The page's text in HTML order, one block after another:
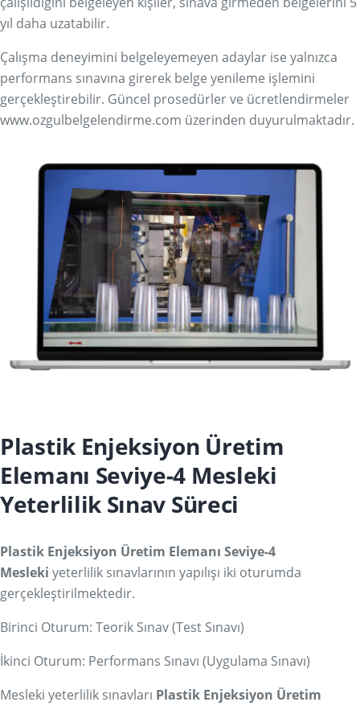
yıl daha uzatabilir.
Çalışma deneyimini belgeleyemeyen adaylar ise yalnızca
performans sınavına girerek belge yenileme işlemini
gerçekleştirebilir. Güncel prosedürler ve ücretlendirmeler
www.ozgulbelgelendirme.com üzerinden duyurulmaktadır.
Plastik Enjeksiyon Üretim
Elemanı Seviye-4 Mesleki
Yeterlilik Sınav Süreci
Plastik Enjeksiyon Üretim Elemanı Seviye-4
Mesleki yeterlilik sınavlarının yapılışı iki oturumda
gerçekleştirilmektedir.
Birinci Oturum: Teorik Sınav (Test Sınavı)
İkinci Oturum: Performans Sınavı (Uygulama Sınavı)
Mesleki yeterlilik sınavları Plastik Enjeksiyon Üretim